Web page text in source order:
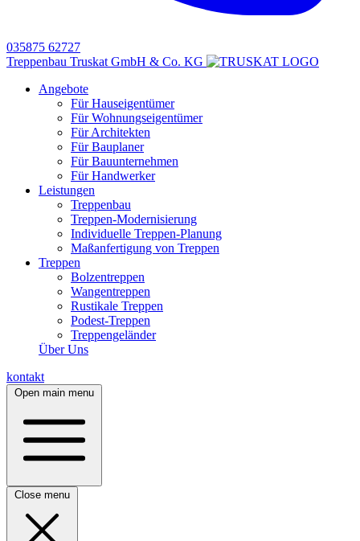
035875 62727
Treppenbau Truskat GmbH & Co. KG
Angebote
Für Hauseigentümer
Für Wohnungseigentümer
Für Architekten
Für Bauplaner
Für Bauunternehmen
Für Handwerker
Leistungen
Treppenbau
Treppen-Modernisierung
Individuelle Treppen-Planung
Maßanfertigung von Treppen
Treppen
Bolzentreppen
Wangentreppen
Rustikale Treppen
Podest-Treppen
Treppengeländer
Über Uns
kontakt
Open main menu
Close menu